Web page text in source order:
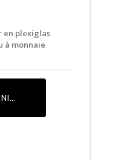
en plexiglas
à monnaie